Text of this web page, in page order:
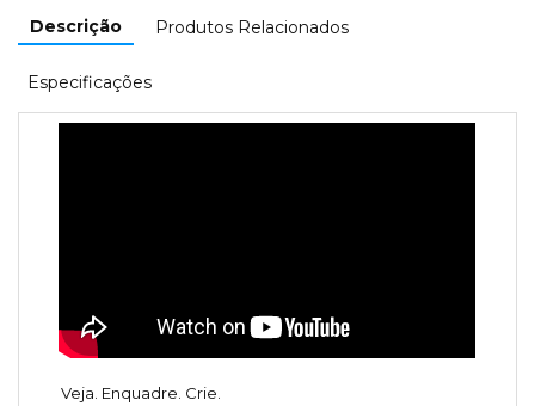
Descrição Produtos Relacionados
Especificações
Veja. Enquadre. Crie.